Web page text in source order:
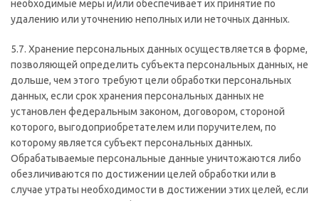
необходимые меры и/или обеспечивает их принятие по
удалению или уточнению неполных или неточных данных.
5.7. Хранение персональных данных осуществляется в форме,
позволяющей определить субъекта персональных данных, не
дольше, чем этого требуют цели обработки персональных
данных, если срок хранения персональных данных не
установлен федеральным законом, договором, стороной
которого, выгодоприобретателем или поручителем, по
которому является субъект персональных данных.
Обрабатываемые персональные данные уничтожаются либо
обезличиваются по достижении целей обработки или в
случае утраты необходимости в достижении этих целей, если